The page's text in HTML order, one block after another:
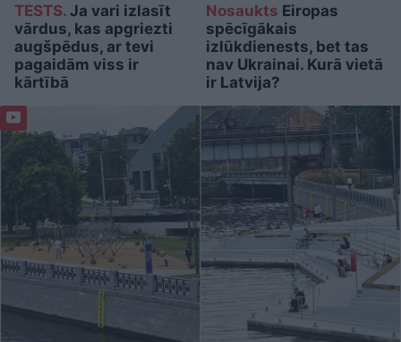
TESTS. Ja vari izlasīt
vārdus, kas apgriezti
augšpēdus, ar tevi
pagaidām viss ir
kārtībā
Nosaukts Eiropas
spēcīgākais
izlūkdienests, bet tas
nav Ukrainai. Kurā vietā
ir Latvija?